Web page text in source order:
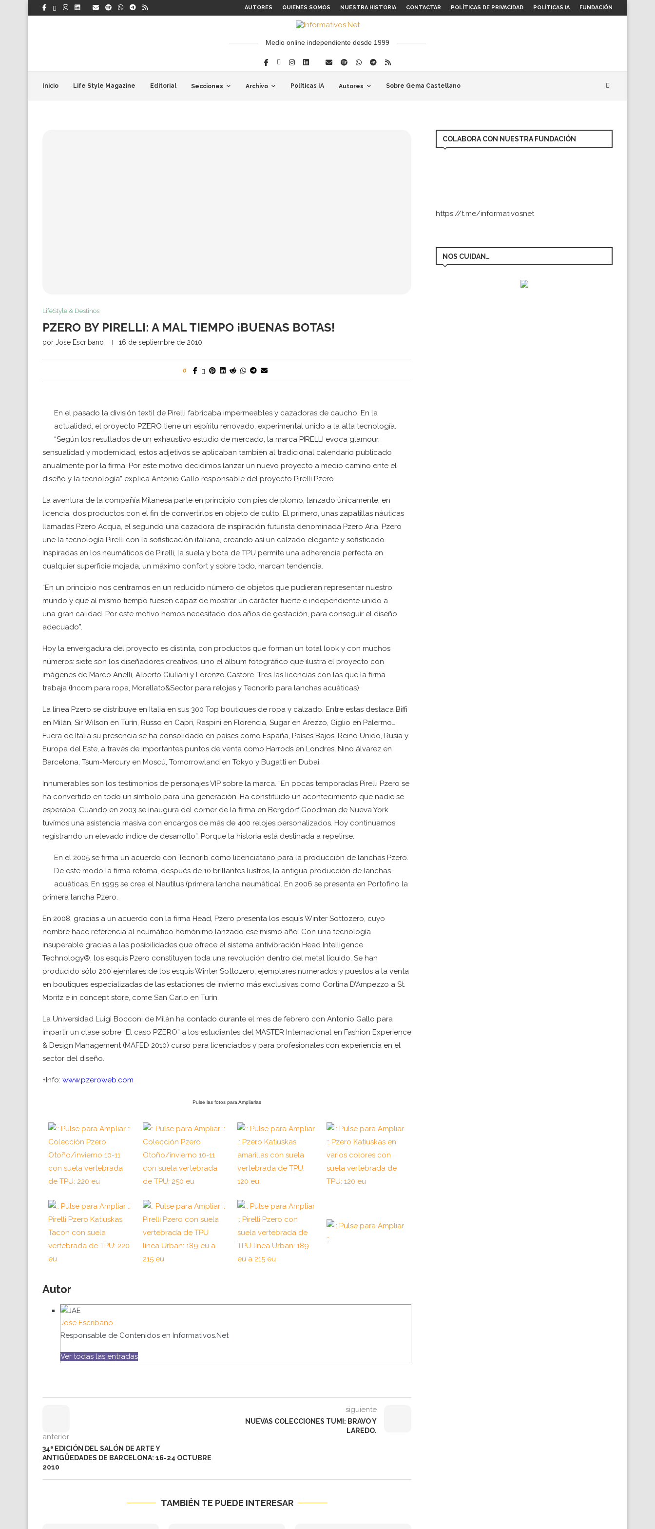
AUTORES QUIENES SOMOS NUESTRA HISTORIA CONTACTAR POLÍTICAS DE PRIVACIDAD POLÍTICAS IA FUNDACIÓN
Medio online independiente desde 1999
Inicio Life Style Magazine Editorial Secciones Archivo Políticas IA Autores Sobre Gema Castellano
LifeStyle & Destinos
PZERO BY PIRELLI: A MAL TIEMPO ¡BUENAS BOTAS!
por Jose Escribano 16 de septiembre de 2010
0
En el pasado la división textil de Pirelli fabricaba impermeables y cazadoras de caucho. En la
actualidad, el proyecto PZERO tiene un espíritu renovado, experimental unido a la alta tecnología.
“Según los resultados de un exhaustivo estudio de mercado, la marca PIRELLI evoca glamour,
sensualidad y modernidad, estos adjetivos se aplicaban también al tradicional calendario publicado
anualmente por la firma. Por este motivo decidimos lanzar un nuevo proyecto a medio camino ente el
diseño y la tecnología” explica Antonio Gallo responsable del proyecto Pirelli Pzero.
La aventura de la compañía Milanesa parte en principio con pies de plomo, lanzado únicamente, en
licencia, dos productos con el fin de convertirlos en objeto de culto. El primero, unas zapatillas náuticas
llamadas Pzero Acqua, el segundo una cazadora de inspiración futurista denominada Pzero Aria. Pzero
une la tecnología Pirelli con la sofisticación italiana, creando así un calzado elegante y sofisticado.
Inspiradas en los neumáticos de Pirelli, la suela y bota de TPU permite una adherencia perfecta en
cualquier superficie mojada, un máximo confort y sobre todo, marcan tendencia.
“En un principio nos centramos en un reducido número de objetos que pudieran representar nuestro
mundo y que al mismo tiempo fuesen capaz de mostrar un carácter fuerte e independiente unido a
una gran calidad. Por este motivo hemos necesitado dos años de gestación, para conseguir el diseño
adecuado”.
Hoy la envergadura del proyecto es distinta, con productos que forman un total look y con muchos
números: siete son los diseñadores creativos, uno el álbum fotográfico que ilustra el proyecto con
imágenes de Marco Anelli, Alberto Giuliani y Lorenzo Castore. Tres las licencias con las que la firma
trabaja (Incom para ropa, Morellato&Sector para relojes y Tecnorib para lanchas acuáticas).
La línea Pzero se distribuye en Italia en sus 300 Top boutiques de ropa y calzado. Entre estas destaca Biffi
en Milán, Sir Wilson en Turín, Russo en Capri, Raspini en Florencia, Sugar en Arezzo, Giglio en Palermo…
Fuera de Italia su presencia se ha consolidado en países como España, Países Bajos, Reino Unido, Rusia y
Europa del Este, a través de importantes puntos de venta como Harrods en Londres, Nino álvarez en
Barcelona, Tsum-Mercury en Moscú, Tomorrowland en Tokyo y Bugatti en Dubai.
Innumerables son los testimonios de personajes VIP sobre la marca. “En pocas temporadas Pirelli Pzero se
ha convertido en todo un símbolo para una generación. Ha constituido un acontecimiento que nadie se
esperaba. Cuando en 2003 se inaugura del corner de la firma en Bergdorf Goodman de Nueva York
tuvímos una asistencia masiva con encargos de más de 400 relojes personalizados. Hoy continuamos
registrando un elevado índice de desarrollo”. Porque la historia está destinada a repetirse.
En el 2005 se firma un acuerdo con Tecnorib como licenciatario para la producción de lanchas Pzero.
De este modo la firma retoma, después de 10 brillantes lustros, la antigua producción de lanchas
acuáticas. En 1995 se crea el Nautilus (primera lancha neumática). En 2006 se presenta en Portofino la
primera lancha Pzero.
En 2008, gracias a un acuerdo con la firma Head, Pzero presenta los esquís Winter Sottozero, cuyo
nombre hace referencia al neumático homónimo lanzado ese mismo año. Con una tecnología
insuperable gracias a las posibilidades que ofrece el sistema antivibración Head Intelligence
Technology®, los esquís Pzero constituyen toda una revolución dentro del metal líquido. Se han
producido sólo 200 ejemlares de los esquís Winter Sottozero, ejemplares numerados y puestos a la venta
en boutiques especializadas de las estaciones de invierno más exclusivas como Cortina D’Ampezzo a St.
Moritz e in concept store, come San Carlo en Turín.
La Universidad Luigi Bocconi de Milán ha contado durante el mes de febrero con Antonio Gallo para
impartir un clase sobre “El caso PZERO” a los estudiantes del MASTER Internacional en Fashion Experience
& Design Management (MAFED 2010) curso para licenciados y para profesionales con experiencia en el
sector del diseño.
+Info: www.pzeroweb.com
Pulse las fotos para Ampliarlas
Autor
Jose Escribano
Responsable de Contenidos en Informativos.Net
Ver todas las entradas
anterior
34ª EDICIÓN DEL SALÓN DE ARTE Y
ANTIGÜEDADES DE BARCELONA: 16-24 OCTUBRE
2010
siguiente
NUEVAS COLECCIONES TUMI: BRAVO Y
LAREDO.
TAMBIÉN TE PUEDE INTERESAR
COLABORA CON NUESTRA FUNDACIÓN
https://t.me/informativosnet
NOS CUIDAN…